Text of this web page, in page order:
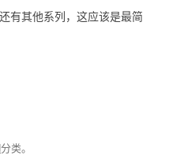
有其他系列，这应该是最简
分类。